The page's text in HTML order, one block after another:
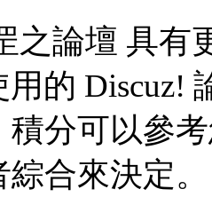
之論壇 具有
的 Discuz!
積分可以參
綜合來決定